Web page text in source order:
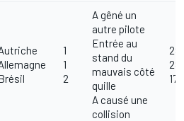
1
1
2
A gêné un
autre pilote
Entrée au
stand du
mauvais côté
quille
A causé une
collision